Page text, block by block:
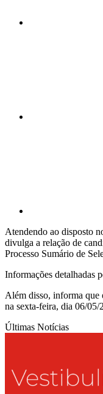
Atendendo ao disposto
divulga a relação de
Processo Sumário de
Informações detalhadas
Além disso, informa que
na sexta-feira, dia 06/05/
Últimas Notícias